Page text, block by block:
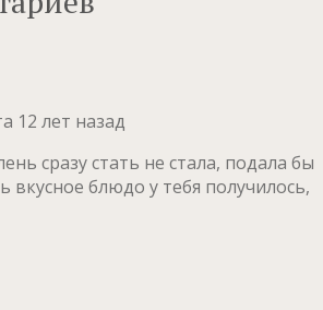
12 лет назад
сразу стать не стала, подала бы
вкусное блюдо у тебя получилось,